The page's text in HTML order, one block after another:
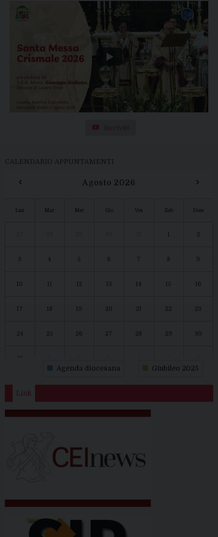
Iscriviti
CALENDARIO APPUNTAMENTI
‹ Agosto 2026 ›
Lun Mar Mer Gio Ven Sab Dom
2
3 4 5 6 7 8 9
10 12 13 14 15 16
17 18 19 20 21 22 23
24 25 26 27 28 29 30
31
Agenda diocesana Giubileo 2025
Link